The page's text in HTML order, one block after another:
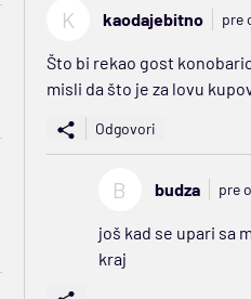
K kaodajebitno pre
Što bi rekao gost
misli da što je za lovu
Odgovori
B budza pre
još kad se upari sa
kraj